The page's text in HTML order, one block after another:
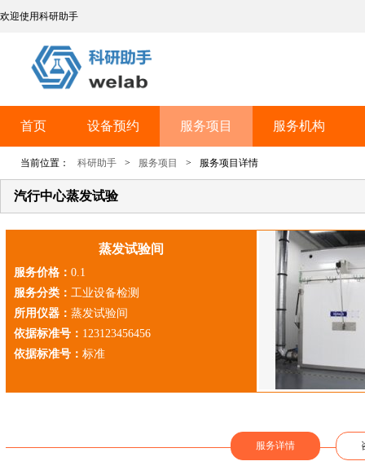
欢迎使用科研助手
首页 设备预约 服务项目 服务机构
当前位置： 科研助手 > 服务项目 > 服务项目详情
汽行中心蒸发试验
蒸发试验间
服务价格： 0.1
服务分类： 工业设备检测
所用仪器： 蒸发试验间
依据标准号： 123123456456
依据标准号： 标准
服务详情